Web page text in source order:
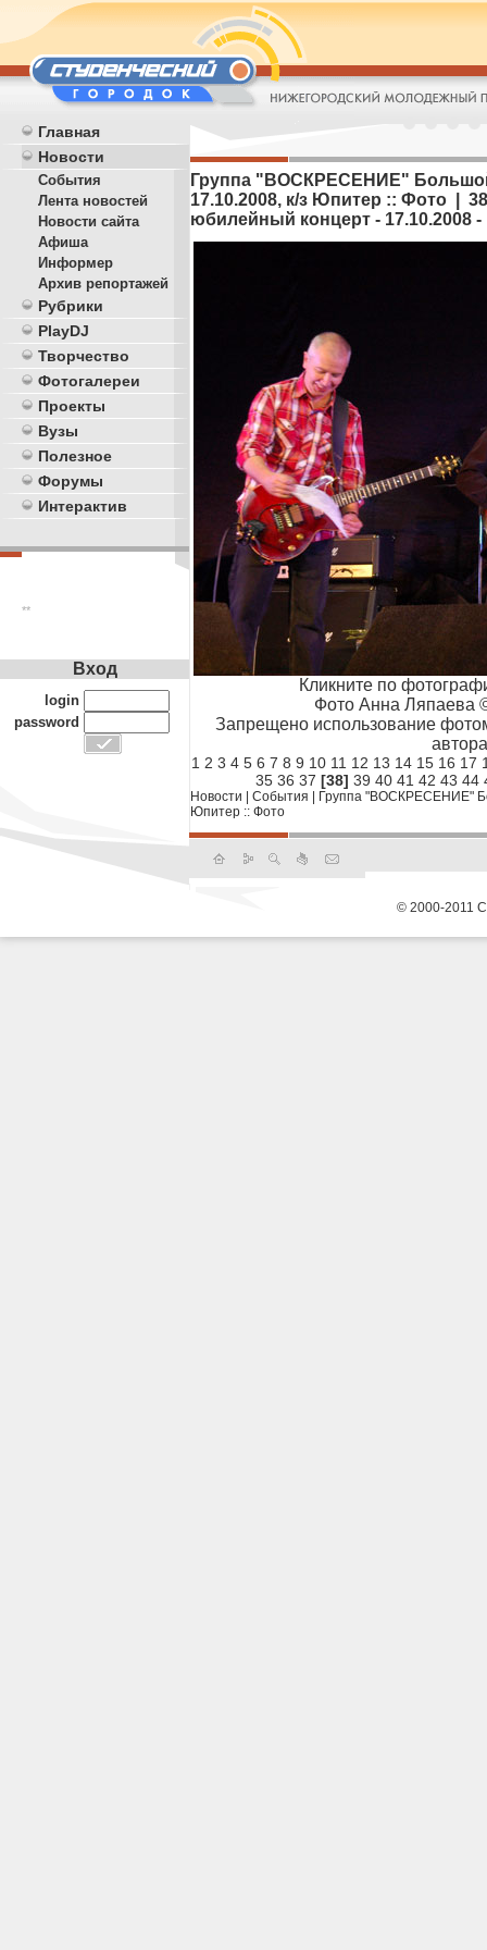
Главная
Новости
События
Лента новостей
Новости сайта
Афиша
Информер
Архив репортажей
Рубрики
PlayDJ
Творчество
Фотогалереи
Проекты
Вузы
Полезное
Форумы
Интерактив
**
Группа "ВОСКРЕСЕНИЕ"
17.10.2008, к/з Юпитер :: Фото |
юбилейный концерт - 17.10.2008
Кликните по
Фото Анна Ляпаева
Запрещено использование
1 2 3 4 5 6 7 8 9 10 11 12 13 14 15 16 17
35 36 37 [38] 39 40 41 42 43 44
Новости События
Группа "ВОСКРЕСЕНИЕ"
Юпитер :: Фото
Вход
login
password
© 2000-2011